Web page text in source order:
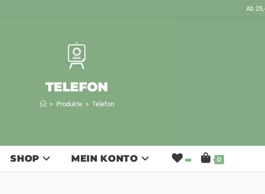
Ab
TELEFON
> Produkte > Telefon
SHOP MEIN KONTO 0